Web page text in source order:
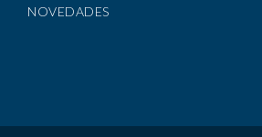
NOVEDADES